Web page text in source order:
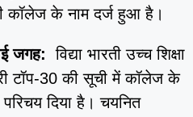
कॉलेज के नाम दर्ज हुआ है।
जगह: विद्या भारती उच्च शिक्षा
टॉप-30 की सूची में कॉलेज के
दिया है। चयनित